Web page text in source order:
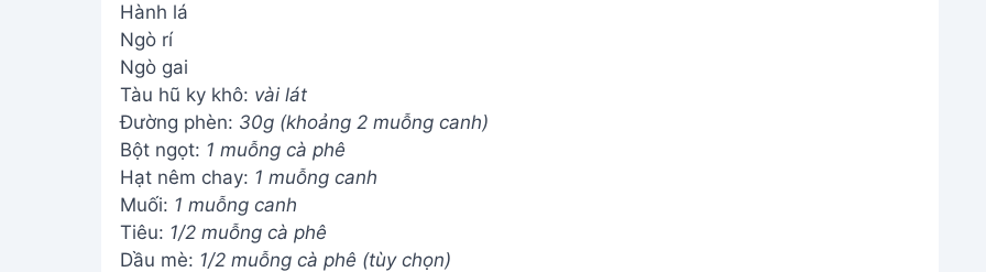
Hành lá
Ngò rí
Ngò gai
Tàu hũ ky khô: vài lát
Đường phèn: 30g (khoảng 2 muỗng canh)
Bột ngọt: 1 muỗng cà phê
Hạt nêm chay: 1 muỗng canh
Muối: 1 muỗng canh
Tiêu: 1/2 muỗng cà phê
Dầu mè: 1/2 muỗng cà phê (tùy chọn)